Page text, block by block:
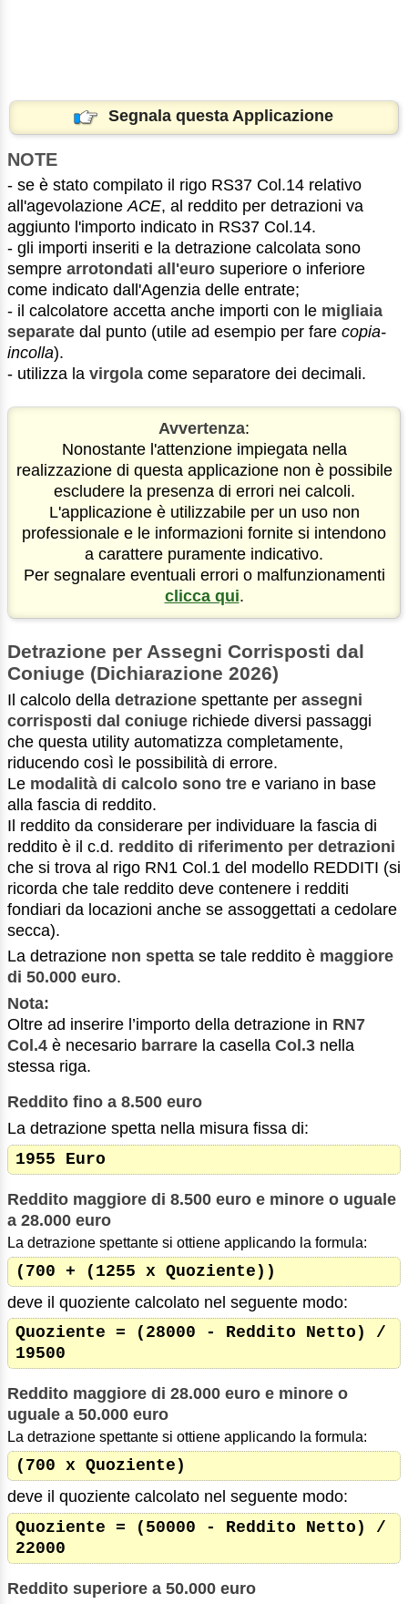
Segnala questa Applicazione
NOTE
- se è stato compilato il rigo RS37 Col.14 relativo
all'agevolazioneACE, al reddito per detrazioni va
aggiunto l'importo indicato in RS37 Col.14.
- gli importi inseriti e la detrazione calcolata sono
sempre arrotondati all'euro superiore o inferiore
come indicato dall'Agenzia delle entrate;
- il calcolatore accetta anche importi con le migliaia
separate dal punto (utile ad esempio per fare copia-
incolla).
- utilizza la virgola come separatore dei decimali.
Avvertenza:
Nonostante l'attenzione impiegata nella
realizzazione di questa applicazione non è possibile
escludere la presenza di errori nei calcoli.
L'applicazione è utilizzabile per un uso non
professionale e le informazioni fornite si intendono
a carattere puramente indicativo.
Per segnalare eventuali errori o malfunzionamenti
clicca qui.
Detrazione per Assegni Corrisposti dal
Coniuge (Dichiarazione 2026)
Il calcolo della detrazione spettante per assegni
corrisposti dal coniuge richiede diversi passaggi
che questa utility automatizza completamente,
riducendo così le possibilità di errore.
Le modalità di calcolo sono tre e variano in base
alla fascia di reddito.
Il reddito da considerare per individuare la fascia di
reddito è il c.d. reddito di riferimento per detrazioni
che si trova al rigo RN1 Col.1 del modello REDDITI (si
ricorda che tale reddito deve contenere i redditi
fondiari da locazioni anche se assoggettati a cedolare
secca).
La detrazione non spetta se tale reddito è maggiore
di 50.000 euro.
Nota:
Oltre ad inserire l’importo della detrazione in RN7
Col.4 è necesario barrare la casella Col.3 nella
stessa riga.
Reddito fino a 8.500 euro
La detrazione spetta nella misura fissa di:
1955 Euro
Reddito maggiore di 8.500 euro e minore o uguale
a 28.000 euro
La detrazione spettante si ottiene applicando la formula:
(700 + (1255 x Quoziente))
deve il quoziente calcolato nel seguente modo:
Quoziente = (28000 - Reddito Netto) /
19500
Reddito maggiore di 28.000 euro e minore o
uguale a 50.000 euro
La detrazione spettante si ottiene applicando la formula:
(700 x Quoziente)
deve il quoziente calcolato nel seguente modo:
Quoziente = (50000 - Reddito Netto) /
22000
Reddito superiore a 50.000 euro